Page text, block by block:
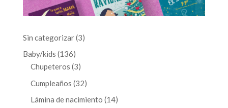
Sin categorizar 33
Baby/kids 136136
productos
Chupeteros 33
productos
Cumpleaños 3232
productos
Lámina de nacimiento 1414